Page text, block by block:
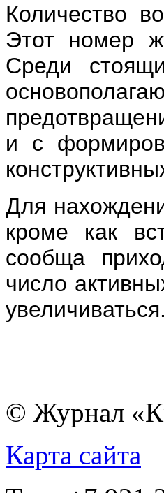
Количество
Этот номер
Среди
и с
Для
кроме как
сообща
число
© Журнал
Карта сайта